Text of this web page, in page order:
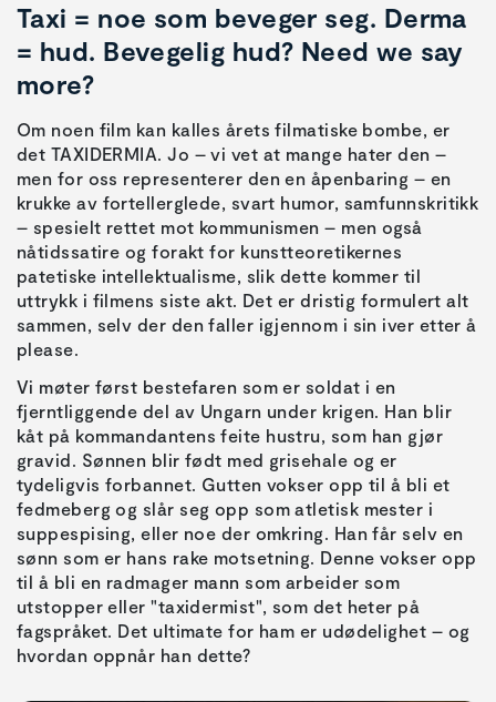
Taxi = noe som beveger seg. Derma
= hud. Bevegelig hud? Need we say
more?
Om noen film kan kalles årets filmatiske bombe, er
det TAXIDERMIA. Jo – vi vet at mange hater den –
men for oss representerer den en åpenbaring – en
krukke av fortellerglede, svart humor, samfunnskritikk
– spesielt rettet mot kommunismen – men også
nåtidssatire og forakt for kunstteoretikernes
patetiske intellektualisme, slik dette kommer til
uttrykk i filmens siste akt. Det er dristig formulert alt
sammen, selv der den faller igjennom i sin iver etter å
please.
Vi møter først bestefaren som er soldat i en
fjerntliggende del av Ungarn under krigen. Han blir
kåt på kommandantens feite hustru, som han gjør
gravid. Sønnen blir født med grisehale og er
tydeligvis forbannet. Gutten vokser opp til å bli et
fedmeberg og slår seg opp som atletisk mester i
suppespising, eller noe der omkring. Han får selv en
sønn som er hans rake motsetning. Denne vokser opp
til å bli en radmager mann som arbeider som
utstopper eller "taxidermist", som det heter på
fagspråket. Det ultimate for ham er udødelighet – og
hvordan oppnår han dette?